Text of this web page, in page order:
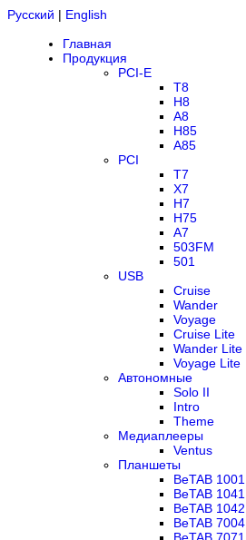
Русский | English
Главная
Продукция
PCI-E
T8
H8
A8
H85
A85
PCI
T7
X7
H7
H75
A7
503FM
501
USB
Cruise
Wander
Voyage
Cruise Lite
Wander Lite
Voyage Lite
Автономные
Solo II
Intro
Theme
Медиаплееры
Ventus
Планшеты
BeTAB 1001
BeTAB 1041
BeTAB 1042
BeTAB 7004